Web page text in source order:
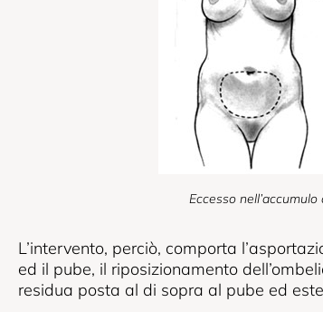
Eccesso
L’intervento, perciò, comporta
ed il pube, il riposizionamento
residua posta al di sopra al pube ed